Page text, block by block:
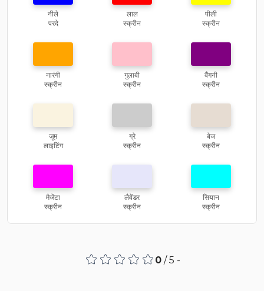
नीले
परदे
लाल
स्क्रीन
पीली
स्क्रीन
नारंगी
स्क्रीन
गुलाबी
स्क्रीन
बैंगनी
स्क्रीन
ज़ूम
लाइटिंग
ग्रे
स्क्रीन
बेज
स्क्रीन
मैजेंटा
स्क्रीन
लैवेंडर
स्क्रीन
सियान
स्क्रीन
0/ 5 -